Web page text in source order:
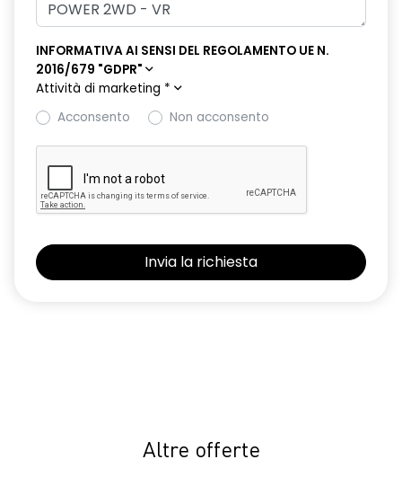
INFORMATIVA AI SENSI DEL REGOLAMENTO UE N.
2016/679 "GDPR"
Attività di marketing *
Acconsento
Non acconsento
Altre offerte